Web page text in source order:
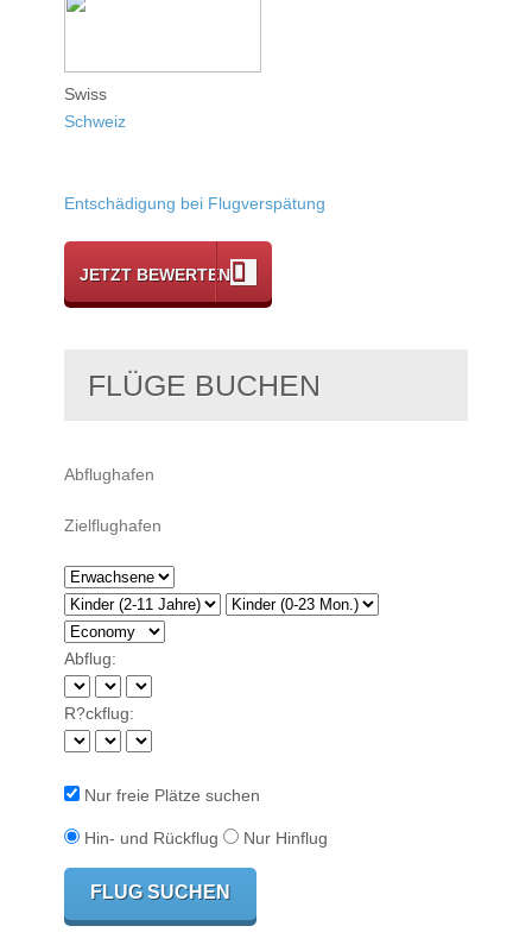
Swiss
Schweiz
Entschädigung bei Flugverspätung
JETZT BEWERTEN
FLÜGE BUCHEN
Abflug:
R?ckflug:
Nur freie Plätze suchen
Hin- und Rückflug Nur Hinflug